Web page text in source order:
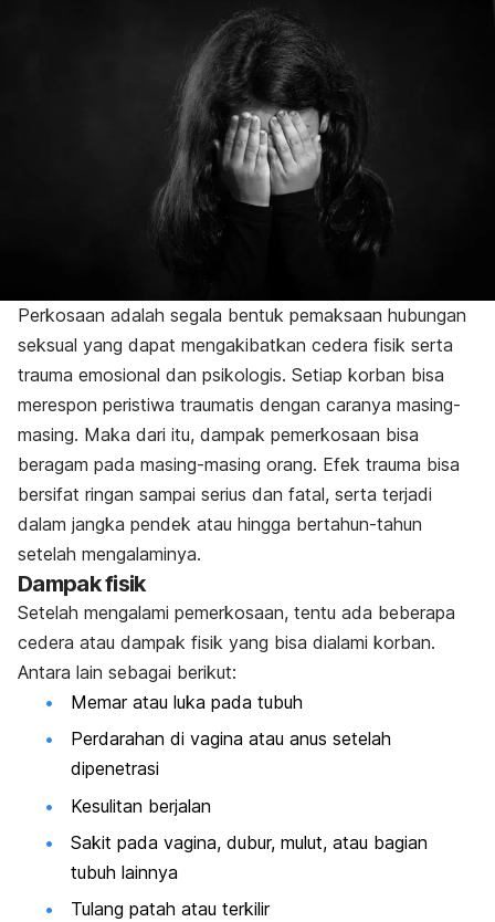
Perkosaan adalah segala bentuk pemaksaan hubungan
seksual yang dapat mengakibatkan cedera fisik serta
trauma emosional dan psikologis. Setiap korban bisa
merespon peristiwa traumatis dengan caranya masing-
masing. Maka dari itu, dampak pemerkosaan bisa
beragam pada masing-masing orang. Efek trauma bisa
bersifat ringan sampai serius dan fatal, serta terjadi
dalam jangka pendek atau hingga bertahun-tahun
setelah mengalaminya.
Dampak fisik
Setelah mengalami pemerkosaan, tentu ada beberapa
cedera atau dampak fisik yang bisa dialami korban.
Antara lain sebagai berikut:
Memar atau luka pada tubuh
Perdarahan di vagina atau anus setelah
dipenetrasi
Kesulitan berjalan
Sakit pada vagina, dubur, mulut, atau bagian
tubuh lainnya
Tulang patah atau terkilir